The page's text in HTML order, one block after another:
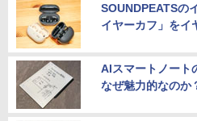
SOUNDPEATSの
イヤーカフ」をイ
AIスマートノート
なぜ魅力的なのか